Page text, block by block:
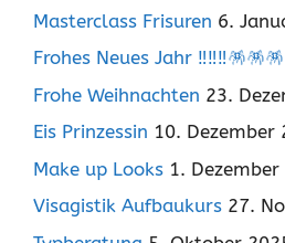
Masterclass Frisuren 6.
Frohes Neues Jahr ‼️‼️‼️🪅🪅🪅
Frohe Weihnachten 23.
Eis Prinzessin 10. Dezember
Make up Looks 1. Dezember
Visagistik Aufbaukurs 27.